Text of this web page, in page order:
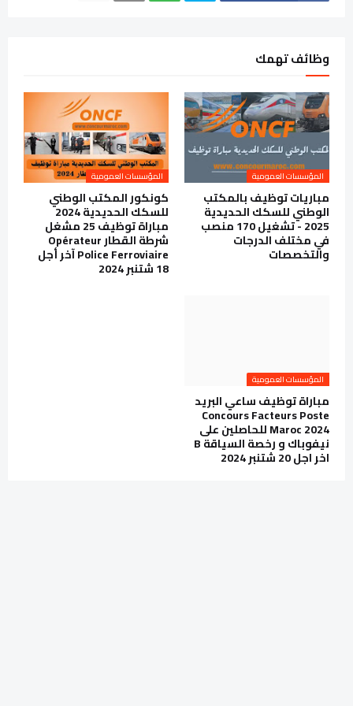
وظائف تهمك
المؤسسات العمومية
مباريات توظيف بالمكتب
الوطني للسكك الحديدية
2025 - تشغيل 170 منصب
في مختلف الدرجات
والتخصصات
المؤسسات العمومية
كونكور المكتب الوطني
للسكك الحديدية 2024
مباراة توظيف 25 مشغل
شرطة القطار Opérateur
Police Ferroviaire آخر أجل
18 شتنبر 2024
المؤسسات العمومية
مباراة توظيف ساعي البريد
Concours Facteurs Poste
Maroc 2024 للحاصلين على
نيفوباك و رخصة السياقة B
اخر اجل 20 شتنبر 2024